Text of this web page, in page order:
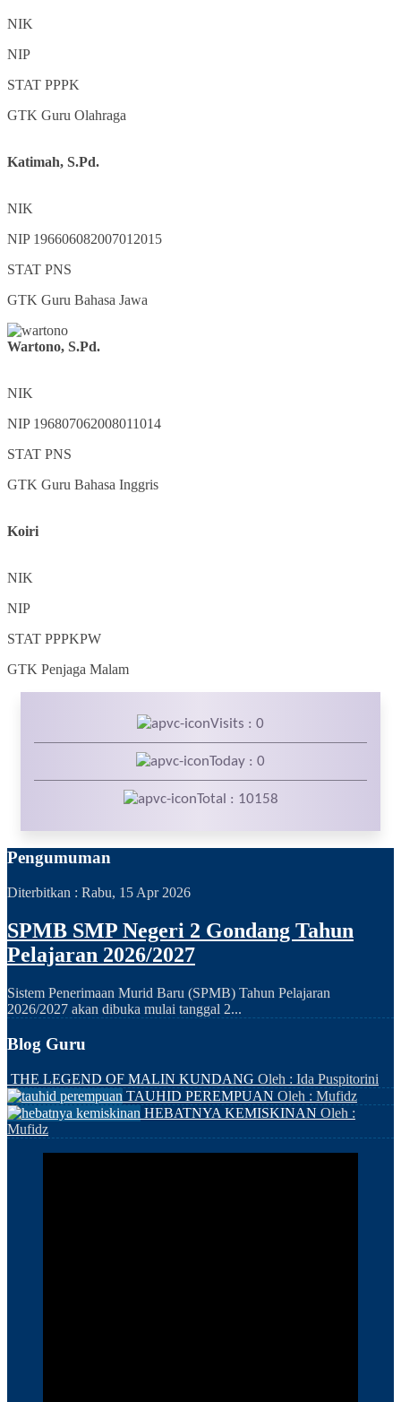
NIK
NIP
STAT PPPK
GTK Guru Olahraga
Katimah, S.Pd.
NIK
NIP 196606082007012015
STAT PNS
GTK Guru Bahasa Jawa
Wartono, S.Pd.
NIK
NIP 196807062008011014
STAT PNS
GTK Guru Bahasa Inggris
Koiri
NIK
NIP
STAT PPPKPW
GTK Penjaga Malam
Visits : 0
Today : 0
Total : 10158
Pengumuman
Diterbitkan : Rabu, 15 Apr 2026
SPMB SMP Negeri 2 Gondang Tahun
Pelajaran 2026/2027
Sistem Penerimaan Murid Baru (SPMB) Tahun Pelajaran
2026/2027 akan dibuka mulai tanggal 2...
Blog Guru
THE LEGEND OF MALIN KUNDANG Oleh : Ida Puspitorini
TAUHID PEREMPUAN Oleh : Mufidz
HEBATNYA KEMISKINAN Oleh :
Mufidz